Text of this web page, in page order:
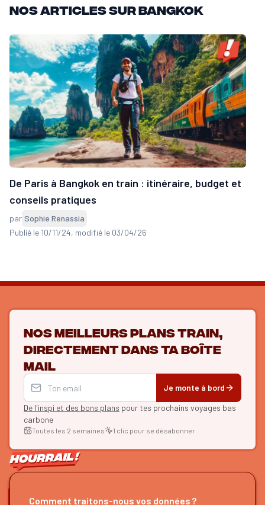
Nos articles sur Bangkok
De Paris à Bangkok en train : itinéraire, budget et
conseils pratiques
par Sophie Renassia
Publié le 10/11/24, modifié le 03/04/26
Nos meilleurs plans train,
directement dans ta boîte
mail
Je monte à bord
De l'inspi et des bons plans pour tes prochains voyages bas
carbone
Toutes les 2 semaines 1 clic pour se désabonner
ON SE SUIT ?
Comment traitons-nous vos données ?